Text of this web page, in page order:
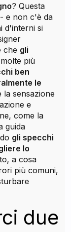
? Questa
e non c'è da
d'interni si
che gli
più
ben
le
la sensazione
e
come la
guida
gli specchi
lo
a cosa
più comuni,
due